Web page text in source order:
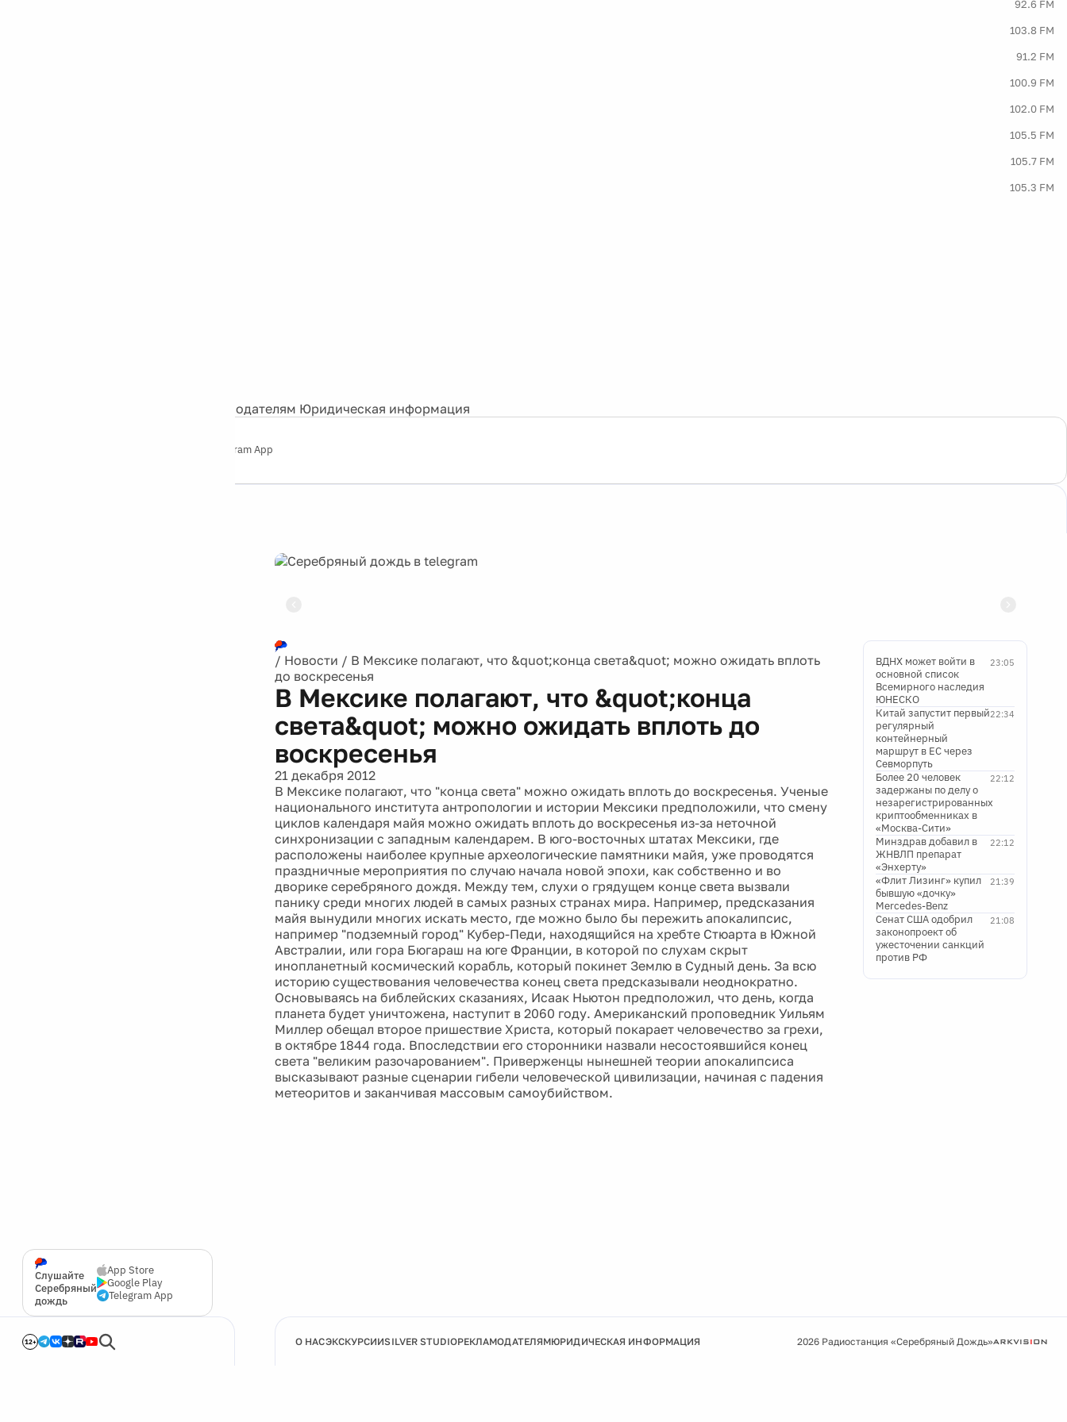
92.6 FM
103.8 FM
91.2 FM
100.9 FM
102.0 FM
105.5 FM
105.7 FM
105.3 FM
Рекламодателям Юридическая информация
Telegram App
Слушайте
Серебряный
дождь
App Store
Google Play
Telegram App
12+
/ Новости / В Мексике полагают, что &quot;конца света&quot; можно ожидать вплоть
до воскресенья
В Мексике полагают, что &quot;конца
света&quot; можно ожидать вплоть до
воскресенья
21 декабря 2012
В Мексике полагают, что "конца света" можно ожидать вплоть до воскресенья. Ученые
национального института антропологии и истории Мексики предположили, что смену
циклов календаря майя можно ожидать вплоть до воскресенья из-за неточной
синхронизации с западным календарем. В юго-восточных штатах Мексики, где
расположены наиболее крупные археологические памятники майя, уже проводятся
праздничные мероприятия по случаю начала новой эпохи, как собственно и во
дворике серебряного дождя. Между тем, слухи о грядущем конце света вызвали
панику среди многих людей в самых разных странах мира. Например, предсказания
майя вынудили многих искать место, где можно было бы пережить апокалипсис,
например "подземный город" Кубер-Педи, находящийся на хребте Стюарта в Южной
Австралии, или гора Бюгараш на юге Франции, в которой по слухам скрыт
инопланетный космический корабль, который покинет Землю в Судный день. За всю
историю существования человечества конец света предсказывали неоднократно.
Основываясь на библейских сказаниях, Исаак Ньютон предположил, что день, когда
планета будет уничтожена, наступит в 2060 году. Американский проповедник Уильям
Миллер обещал второе пришествие Христа, который покарает человечество за грехи,
в октябре 1844 года. Впоследствии его сторонники назвали несостоявшийся конец
света "великим разочарованием". Приверженцы нынешней теории апокалипсиса
высказывают разные сценарии гибели человеческой цивилизации, начиная с падения
метеоритов и заканчивая массовым самоубийством.
23:05
ВДНХ может войти в
основной список
Всемирного наследия
ЮНЕСКО
22:34
Китай запустит первый
регулярный
контейнерный
маршрут в ЕС через
Севморпуть
22:12
Более 20 человек
задержаны по делу о
незарегистрированных
криптообменниках в
«Москва-Сити»
22:12
Минздрав добавил в
ЖНВЛП препарат
«Энхерту»
21:39
«Флит Лизинг» купил
бывшую «дочку»
Mercedes-Benz
21:08
Сенат США одобрил
законопроект об
ужесточении санкций
против РФ
О НАСЭКСКУРСИИSILVER STUDIOРЕКЛАМОДАТЕЛЯМЮРИДИЧЕСКАЯ ИНФОРМАЦИЯ 2026 Радиостанция «Серебряный Дождь»